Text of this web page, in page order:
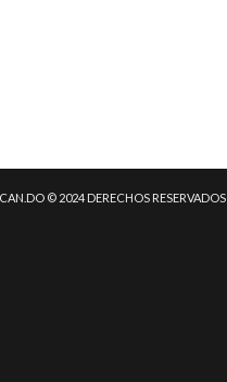
© 2024 DERECHOS RESERVADOS